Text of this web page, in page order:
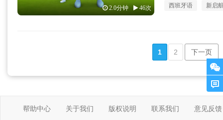
2.0分钟 46次 西班牙语 新启
1 2 下一页
帮助中心 关于我们 版权说明 联系我们 意见反馈